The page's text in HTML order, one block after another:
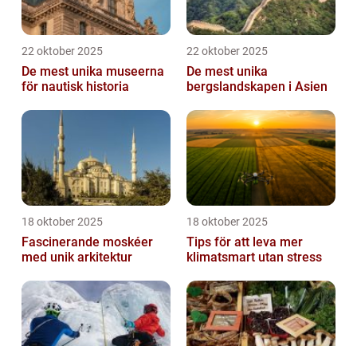
22 oktober 2025
De mest unika museerna
för nautisk historia
22 oktober 2025
De mest unika
bergslandskapen i Asien
18 oktober 2025
Fascinerande moskéer
med unik arkitektur
18 oktober 2025
Tips för att leva mer
klimatsmart utan stress